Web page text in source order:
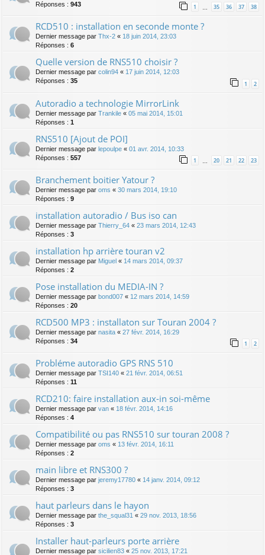
Réponses : 943 1 … 35 36 37 38
RCD510 : installation en seconde monte ?
Dernier message par Thx-2 « 18 juin 2014, 23:03
Réponses : 6
Quelle version de RNS510 choisir ?
Dernier message par colin94 « 17 juin 2014, 12:03
Réponses : 35 1 2
Autoradio a technologie MirrorLink
Dernier message par Trankile « 05 mai 2014, 15:01
Réponses : 1
RNS510 [Ajout de POI]
Dernier message par lepoulpe « 01 avr. 2014, 10:33
Réponses : 557 1 20 21 22 23
Branchement boitier Yatour ?
Dernier message par oms « 30 mars 2014, 19:10
Réponses : 9
installation autoradio / Bus iso can
Dernier message par Thierry_64 « 23 mars 2014, 12:43
Réponses : 3
installation hp arrière touran v2
Dernier message par Miguel « 14 mars 2014, 09:37
Réponses : 2
Pose installation du MEDIA-IN ?
Dernier message par bond007 « 12 mars 2014, 14:59
Réponses : 20
RCD500 MP3 : installaton sur Touran 2004 ?
Dernier message par nasita « 27 févr. 2014, 16:29
Réponses : 34 1 2
Probléme autoradio GPS RNS 510
Dernier message par TSI140 « 21 févr. 2014, 06:51
Réponses : 11
RCD210: faire installation aux-in soi-même
Dernier message par van « 18 févr. 2014, 14:16
Réponses : 4
Compatibilité ou pas RNS510 sur touran 2008 ?
Dernier message par oms « 13 févr. 2014, 16:11
Réponses : 2
main libre et RNS300 ?
Dernier message par jeremy17780 « 14 janv. 2014, 09:12
Réponses : 3
haut parleurs dans le hayon
Dernier message par the_squal31 « 29 nov. 2013, 18:56
Réponses : 3
Installer haut-parleurs porte arrière
Dernier message par sicilien83 « 25 nov. 2013, 17:21